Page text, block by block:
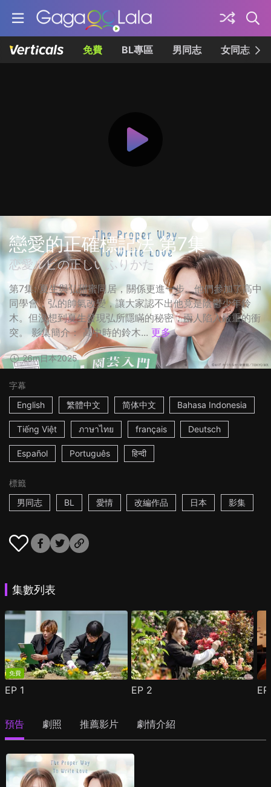
免費 BL專區 男同志 女同志
戀愛的正確標記法 第7集
恋愛ルビの正しいふりかた
第7集: 夏生與弘甜蜜同居，關係更進一步。他們參加了高中
同學會，弘的帥氣改變，讓大家認不出他竟是陰鬱少年鈴
木。但沒想到夏生發現弘所隱瞞的秘密，兩人陷入嚴重的衝
突。 影集簡介： 高中時的鈴木... 更多
26m日本2025
字幕
English
繁體中文 简体中文 Bahasa Indonesia
Tiếng Việt ภาษาไทย français Deutsch
Español Português हिन्दी
標籤
男同志
BL 愛情 改編作品 日本 影集
集數列表
免費
EP 1 EP 2
預告 劇照 推薦影片 劇情介紹